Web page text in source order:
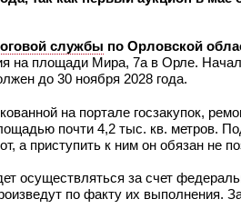
службы по Орловской
на площади Мира, 7а в Орле.
до 30 ноября 2028 года.
на портале госзакупок,
почти 4,2 тыс. кв. метров.
а приступить к ним он обязан не
осуществляться за счет
по факту их выполнения.